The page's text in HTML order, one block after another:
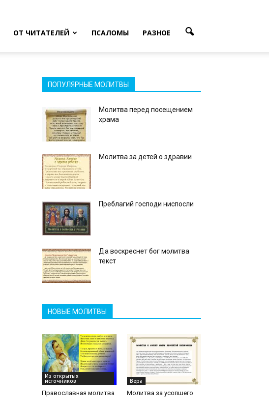
ОТ ЧИТАТЕЛЕЙ ПСАЛОМЫ РАЗНОЕ
ПОПУЛЯРНЫЕ МОЛИТВЫ
Молитва перед посещением
храма
Молитва за детей о здравии
Преблагий господи ниспосли
Да воскреснет бог молитва
текст
НОВЫЕ МОЛИТВЫ
Из открытых
источников
Православная молитва
Вера
Молитва за усопшего